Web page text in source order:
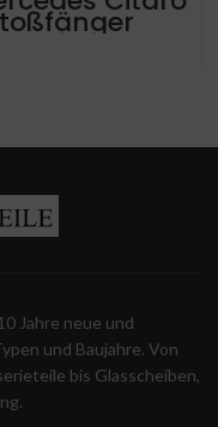
links
Jahre neue und
und Baujahre. Von
bis Glasscheiben,